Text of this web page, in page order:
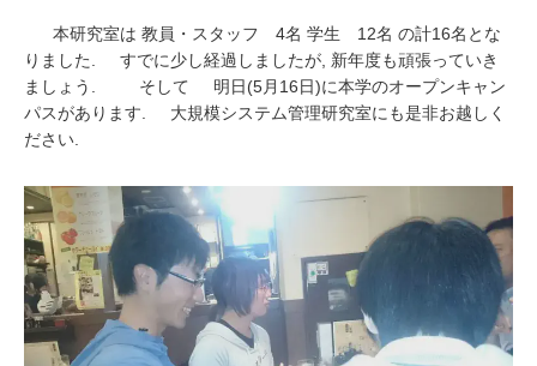
本研究室は 教員・スタッフ 4名 学生 12名 の計16名とな
りました. すでに少し経過しましたが, 新年度も頑張っていき
ましょう. そして 明日(5月16日)に本学のオープンキャン
パスがあります. 大規模システム管理研究室にも是非お越しく
ださい.